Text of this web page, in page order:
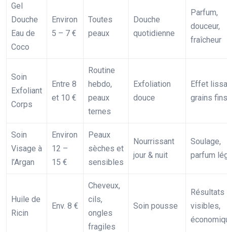
Gel
Douche
Eau de
Coco
Environ
5 – 7 €
Toutes
peaux
Douche
quotidienne
Parfum,
douceur,
fraîcheur
Soin
Exfoliant
Corps
Entre 8
et 10 €
Routine
hebdo,
peaux
ternes
Exfoliation
douce
Effet
grains fins
Soin
Visage à
l’Argan
Environ
12 –
15 €
Peaux
sèches et
sensibles
Nourrissant
jour & nuit
Soulage,
parfum
Huile de
Ricin
Env. 8 €
Cheveux,
cils,
ongles
fragiles
Soin pousse
Résultats
visibles,